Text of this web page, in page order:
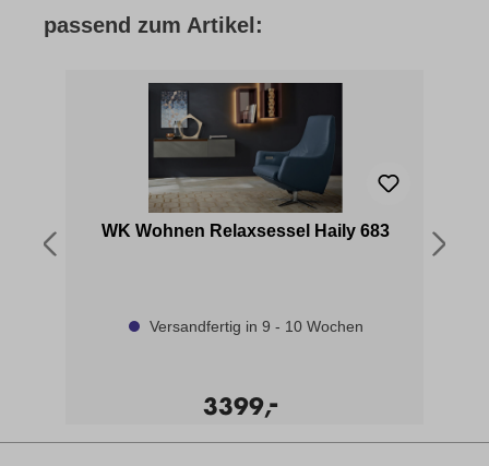
passend zum Artikel:
WK Wohnen Relaxsessel Haily 683
Versandfertig in 9 - 10 Wochen
3399,
-